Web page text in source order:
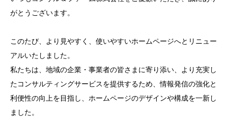
がとうございます。
このたび、より見やすく、使いやすいホームページへとリニュー
アルいたしました。
私たちは、地域の企業・事業者の皆さまに寄り添い、より充実し
たコンサルティングサービスを提供するため、情報発信の強化と
利便性の向上を目指し、ホームページのデザインや構成を一新し
ました。